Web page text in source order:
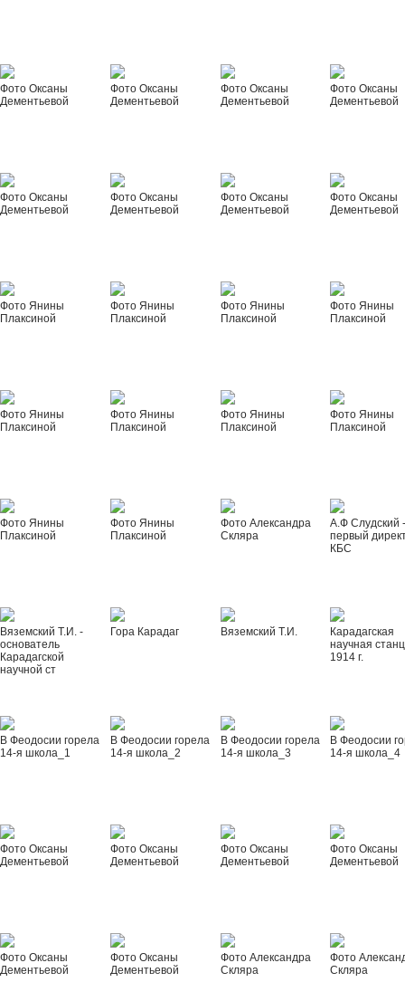
Фото Оксаны
Дементьевой
Фото Оксаны
Дементьевой
Фото Оксаны
Дементьевой
Фото Оксаны
Дементьевой
Фото Оксаны
Дементьевой
Фото Оксаны
Дементьевой
Фото Оксаны
Дементьевой
Фото Оксаны
Дементьевой
Фото Янины
Плаксиной
Фото Янины
Плаксиной
Фото Янины
Плаксиной
Фото Янины
Плаксиной
Фото Янины
Плаксиной
Фото Янины
Плаксиной
Фото Янины
Плаксиной
Фото Янины
Плаксиной
Фото Янины
Плаксиной
Фото Янины
Плаксиной
Фото Александра
Скляра
А.Ф Слудский
первый
КБС
Вяземский Т.И. -
основатель
Карадагской
научной ст
Гора Карадаг Вяземский Т.И.
Карадагская
научная
1914 г.
В Феодосии горела
14-я школа_1
В Феодосии горела
14-я школа_2
В Феодосии горела
14-я школа_3
В Феодосии
14-я школа_4
Фото Оксаны
Дементьевой
Фото Оксаны
Дементьевой
Фото Оксаны
Дементьевой
Фото Оксаны
Дементьевой
Фото Оксаны
Дементьевой
Фото Оксаны
Дементьевой
Фото Александра
Скляра
Фото
Скляра